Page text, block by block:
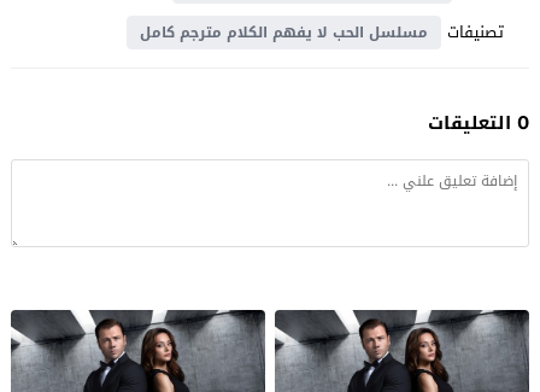
تصنيفات مسلسل الحب لا يفهم الكلام مترجم كامل
0 التعليقات